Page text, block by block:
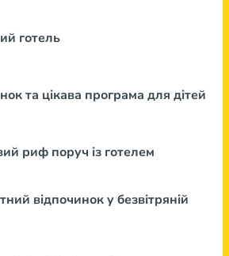
готель
та цікава програма для дітей
риф поруч із готелем
відпочинок у безвітряній